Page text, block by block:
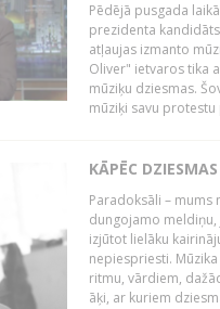
Pēdējā pusgada
prezidenta
atļaujas izmanto
Oliver" ietvaros tika
mūziķu dziesmas.
mūziķi savu
KĀPĒC
Paradoksāli – mums
dungojamo
izjūtot lielāku
nepiespriesti.
ritmu, vārdiem,
āķi, ar kuriem